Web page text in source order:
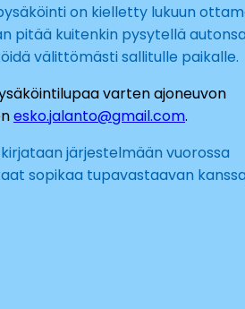
on kielletty lukuun
pitää kuitenkin pysytellä autonsa
välittömästi sallitulle paikalle.
varten ajoneuvon
esko.jalanto@gmail.com.
järjestelmään vuorossa
sopikaa tupavastaavan